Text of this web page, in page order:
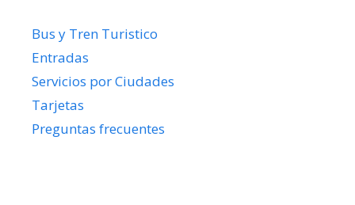
Bus y Tren Turistico
Entradas
Servicios por Ciudades
Tarjetas
Preguntas frecuentes